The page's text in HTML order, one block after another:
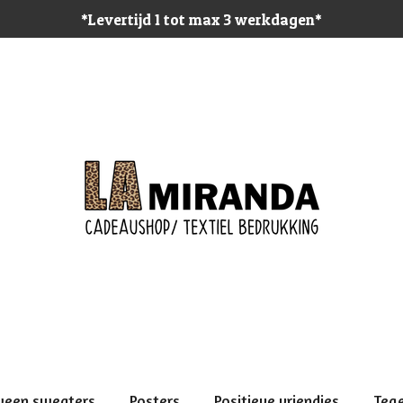
*Levertijd 1 tot max 3 werkdagen*